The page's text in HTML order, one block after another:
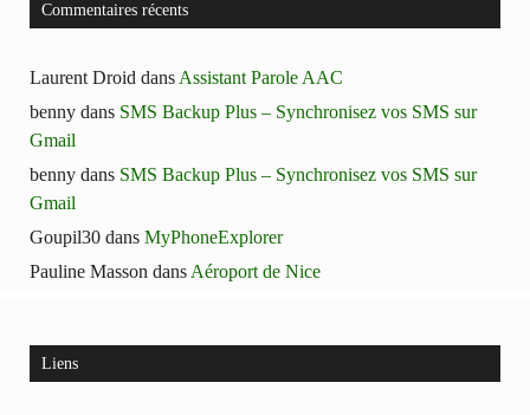
Commentaires récents
Laurent Droid dans Assistant Parole AAC
benny dans SMS Backup Plus – Synchronisez vos SMS sur
Gmail
benny dans SMS Backup Plus – Synchronisez vos SMS sur
Gmail
Goupil30 dans MyPhoneExplorer
Pauline Masson dans Aéroport de Nice
Liens